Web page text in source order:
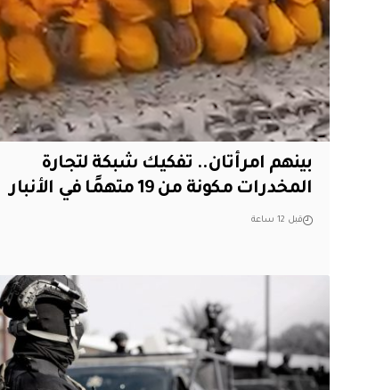
بينهم امرأتان.. تفكيك شبكة لتجارة
المخدرات مكونة من 19 متهمًا في الأنبار
قبل 12 ساعة